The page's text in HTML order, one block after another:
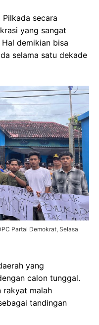
secara
yang sangat
demikian bisa
selama satu dekade
Partai Demokrat, Selasa
yang
calon tunggal.
rakyat malah
tandingan